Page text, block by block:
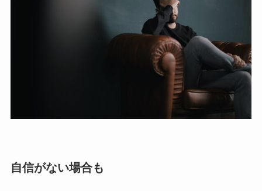
自信がない場合も